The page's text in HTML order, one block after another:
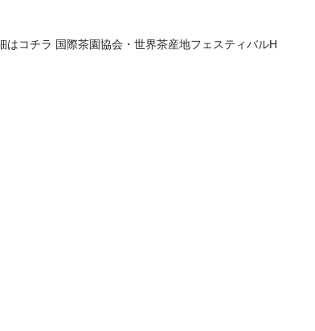
コチラ 国際茶園協会・世界茶産地フェスティバルH